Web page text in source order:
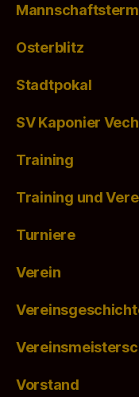
Osterblitz
Stadtpokal
SV Kaponier
Training
Training und
Turniere
Verein
Vorstand